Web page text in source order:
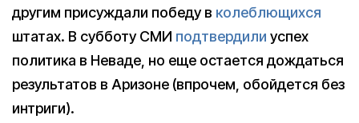
другим присуждали победу в колеблющихся
штатах. В субботу СМИ подтвердили успех
политика в Неваде, но еще остается дождаться
результатов в Аризоне (впрочем, обойдется без
интриги).